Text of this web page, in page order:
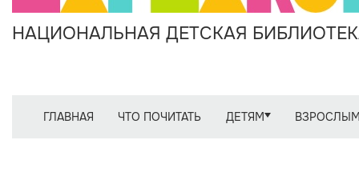
НАЦИОНАЛЬНАЯ ДЕТСКАЯ
ГЛАВНАЯ ЧТО ПОЧИТАТЬ ДЕТЯМ